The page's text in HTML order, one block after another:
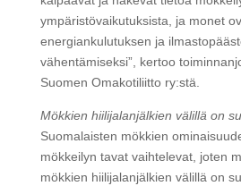
ympäristövaikutuksista, ja monet
energiankulutuksen ja
vähentämiseksi”, kertoo
Suomen Omakotiliitto ry:stä.
Mökkien hiilijalanjälkien välillä on
Suomalaisten mökkien
mökkeilyn tavat vaihtelevat, joten
mökkien hiilijalanjälkien välillä on